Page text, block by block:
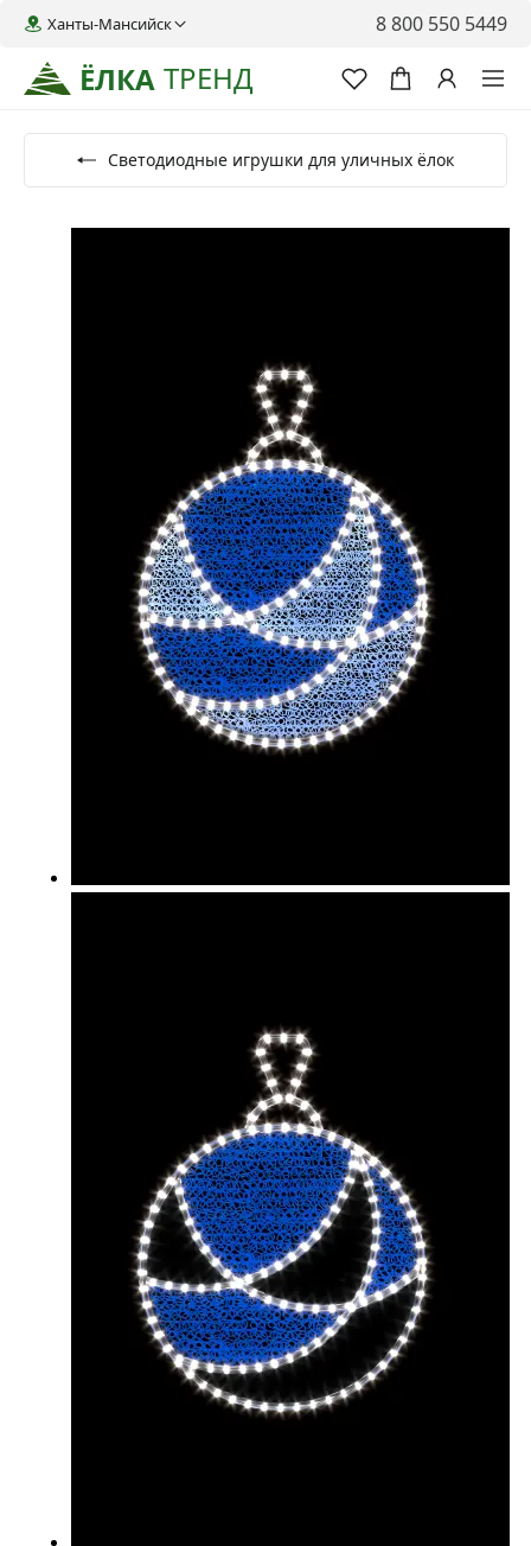
ЁЛКА ТРЕНД
Ханты-Мансийск 8 800 550 5449
Светодиодные игрушки для уличных ёлок